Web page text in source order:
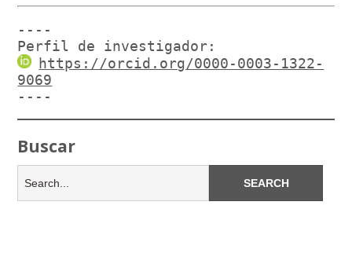
----
Perfil de investigador:
https://orcid.org/0000-0003-1322-
9069
----
Buscar